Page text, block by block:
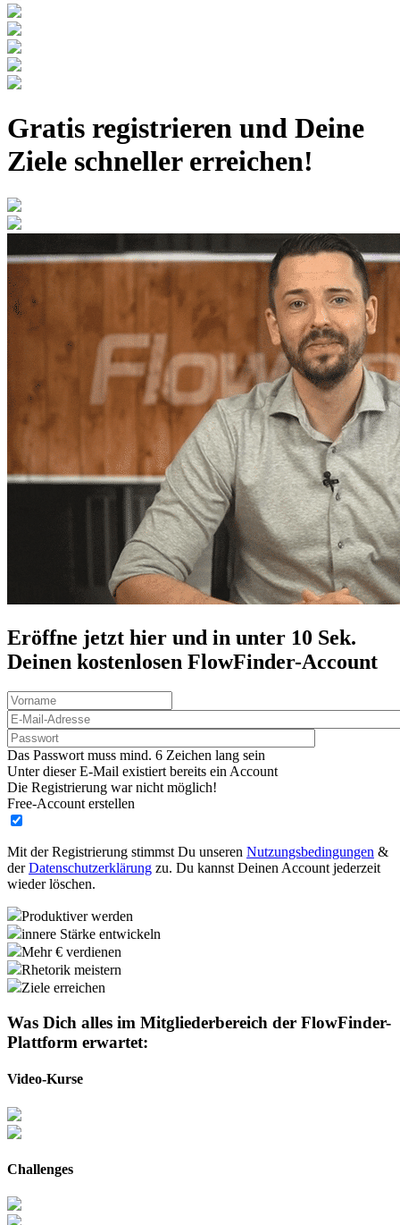
Gratis registrieren und Deine
Ziele schneller erreichen!
Eröffne jetzt hier und in unter 10 Sek.
Deinen kostenlosen FlowFinder-Account
Das Passwort muss mind. 6 Zeichen lang sein
Unter dieser E-Mail existiert bereits ein Account
Die Registrierung war nicht möglich!
Free-Account erstellen
Mit der Registrierung stimmst Du unseren Nutzungsbedingungen &
derDatenschutzerklärung zu. Du kannst Deinen Account jederzeit
wieder löschen.
Produktiver werden
innere Stärke entwickeln
Mehr € verdienen
Rhetorik meistern
Ziele erreichen
Was Dich alles im Mitgliederbereich der FlowFinder-
Plattform erwartet:
Video-Kurse
Challenges